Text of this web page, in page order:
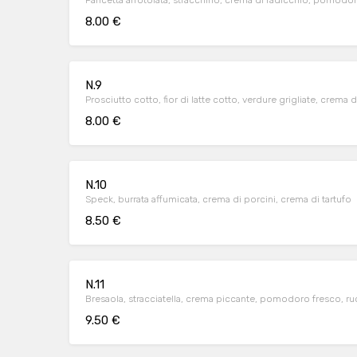
8.00 €
N.9
Prosciutto cotto, fior di latte cotto, verdure grigliate, crema
8.00 €
N.10
Speck, burrata affumicata, crema di porcini, crema di tartufo
8.50 €
N.11
Bresaola, stracciatella, crema piccante, pomodoro fresco,
9.50 €